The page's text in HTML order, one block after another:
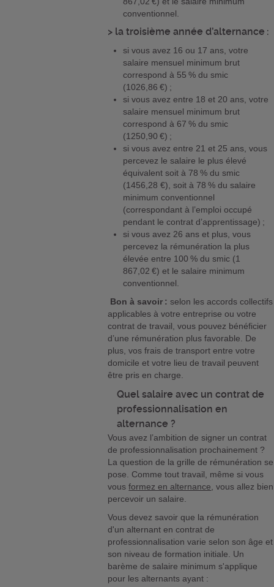
conventionnel.
> la troisième année d’alternance :
si vous avez 16 ou 17 ans, votre
salaire mensuel minimum brut
correspond à 55 % du smic
(1026,86 €) ;
si vous avez entre 18 et 20 ans, votre
salaire mensuel minimum brut
correspond à 67 % du smic
(1250,90 €) ;
si vous avez entre 21 et 25 ans, vous
percevez le salaire le plus élevé
équivalent soit à 78 % du smic
(1456,28 €), soit à 78 % du salaire
minimum conventionnel
(correspondant à l’emploi occupé
pendant le contrat d’apprentissage) ;
si vous avez 26 ans et plus, vous
percevez la rémunération la plus
élevée entre 100 % du smic (1
867,02 €) et le salaire minimum
conventionnel.
Bon à savoir : selon les accords collectifs
applicables à votre entreprise ou votre
contrat de travail, vous pouvez bénéficier
d’une rémunération plus favorable. De
plus, vos frais de transport entre votre
domicile et votre lieu de travail peuvent
être pris en charge.
Quel salaire avec un contrat de
professionnalisation en
alternance ?
Vous avez l’ambition de signer un contrat
de professionnalisation prochainement ?
La question de la grille de rémunération se
pose. Comme tout travail, même si vous
vousformez en alternance, vous allez bien
percevoir un salaire.
Vous devez savoir que la rémunération
d'un alternant en contrat de
professionnalisation varie selon son âge et
son niveau de formation initiale. Un
barème de salaire minimum s'applique
pour les alternants ayant :